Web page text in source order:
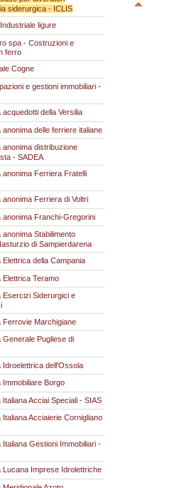
siderurgica - ICLIS
ligure
spa - Costruzioni e
ferro
Cogne
e gestioni immobiliari -
acquedotti della Versilia
anonima delle ferriere italiane
anonima distribuzione
- SADEA
anonima Ferriera Fratelli
anonima Ferriera di Voltri
anonima Franchi-Gregorini
anonima Stabilimento
di Sampierdarena
Elettrica della Campania
Elettrica Teramo
Esercizi Siderurgici e
Ferrovie Marchigiane
Generale Pugliese di
Idroelettrica dell'Ossola
Immobiliare Borgo
Italiana Acciai Speciali - SIAS
Italiana Acciaierie Cornigliano
Italiana Gestioni Immobiliari -
Lucana Imprese Idrolettriche